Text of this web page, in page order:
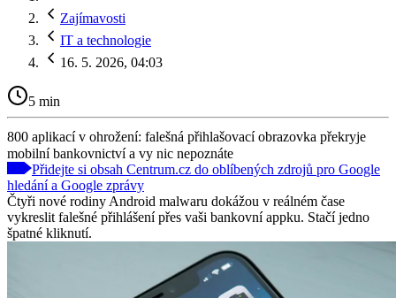
Zajímavosti
IT a technologie
16. 5. 2026, 04:03
5 min
800 aplikací v ohrožení: falešná přihlašovací obrazovka překryje
mobilní bankovnictví a vy nic nepoznáte
Přidejte si obsah Centrum.cz do oblíbených zdrojů pro Google
hledání a Google zprávy
Čtyři nové rodiny Android malwaru dokážou v reálném čase
vykreslit falešné přihlášení přes vaši bankovní appku. Stačí jedno
špatné kliknutí.